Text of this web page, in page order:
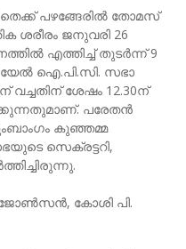
പഴങ്ങേരിൽ തോമസ്
ശരീരം ജനുവരി 26
എത്തിച്ച് തുടർന്ന് 9
ഐ.പി.സി. സഭാ
ശേഷം 12.30ന്
പരേതൻ
കുഞ്ഞമ്മ
സെക്രട്ടറി,
ജോൺസൻ, കോശി പി.